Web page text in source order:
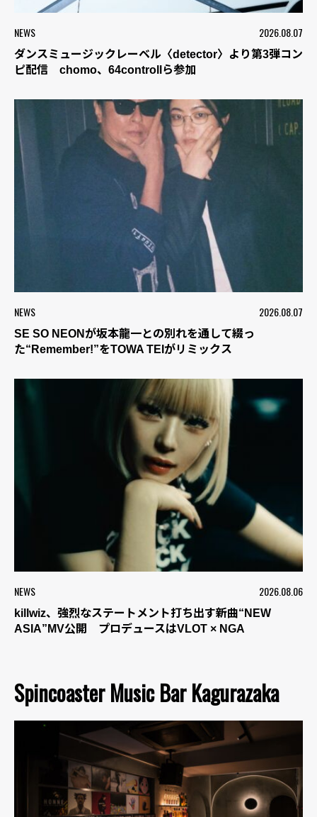
NEWS 2026.08.07
ダンスミュージックレーベル〈detector〉より第3弾コン
ピ配信 chomo、64controllら参加
NEWS 2026.08.07
SE SO NEONが坂本龍一との別れを通して綴っ
た“Remember!”をTOWA TEIがリミックス
NEWS 2026.08.06
killwiz、強烈なステートメント打ち出す新曲“NEW
ASIA”MV公開 プロデュースはVLOT × NGA
Spincoaster Music Bar Kagurazaka